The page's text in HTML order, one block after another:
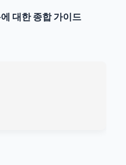
대한 종합 가이드